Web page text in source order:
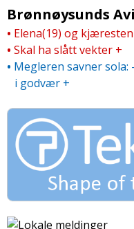
Brønnøysunds
• Elena(19) og
• Skal ha slått vekter +
• Megleren savner
i godvær +